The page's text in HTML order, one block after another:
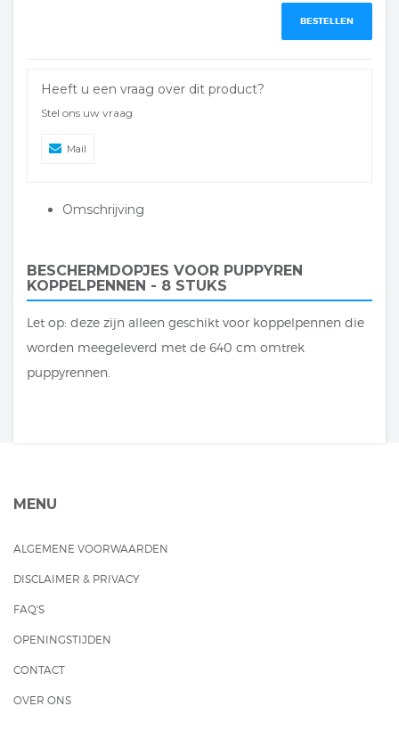
BESTELLEN
Heeft u een vraag over dit product?
Stel ons uw vraag
Mail
Omschrijving
BESCHERMDOPJES VOOR PUPPYREN
KOPPELPENNEN - 8 STUKS
Let op: deze zijn alleen geschikt voor koppelpennen die
worden meegeleverd met de 640 cm omtrek
puppyrennen.
MENU
ALGEMENE VOORWAARDEN
DISCLAIMER & PRIVACY
FAQ'S
OPENINGSTIJDEN
CONTACT
OVER ONS